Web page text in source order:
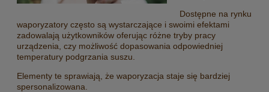
Dostępne na rynku
waporyzatory często są wystarczające i swoimi efektami
zadowalają użytkowników oferując różne tryby pracy
urządzenia, czy możliwość dopasowania odpowiedniej
temperatury podgrzania suszu.
Elementy te sprawiają, że waporyzacja staje się bardziej
spersonalizowana.